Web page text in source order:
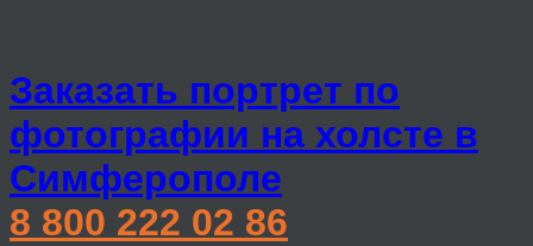
Заказать портрет по
фотографии на холсте в
Симферополе
8 800 222 02 86